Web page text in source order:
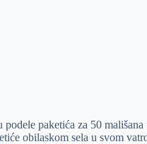
paketića za 50 mališana
obilaskom sela u svom